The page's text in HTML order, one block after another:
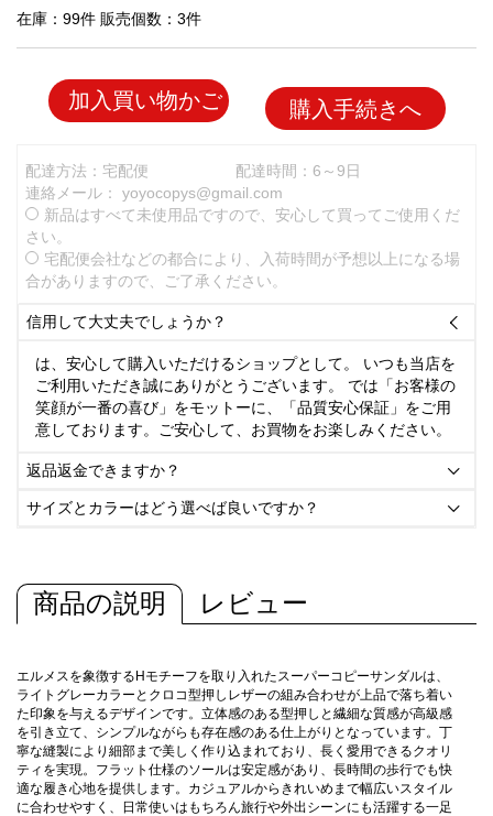
在庫：99件 販売個数：3件
加入買い物かご 購入手続きへ
配達方法：宅配便
配達時間：6～9日
連絡メール： yoyocopys@gmail.com
新品はすべて未使用品ですので、安心して買ってご使用くだ
さい。
宅配便会社などの都合により、入荷時間が予想以上になる場
合がありますので、ご了承ください。
信用して大丈夫でしょうか？ 
は、安心して購入いただけるショップとして。 いつも当店を
ご利用いただき誠にありがとうございます。 では「お客様の
笑顔が一番の喜び」をモットーに、「品質安心保証」をご用
意しております。ご安心して、お買物をお楽しみください。
返品返金できますか？ 
サイズとカラーはどう選べば良いですか？ 
商品の説明 レビュー
エルメスを象徴するHモチーフを取り入れたスーパーコピーサンダルは、
ライトグレーカラーとクロコ型押しレザーの組み合わせが上品で落ち着い
た印象を与えるデザインです。立体感のある型押しと繊細な質感が高級感
を引き立て、シンプルながらも存在感のある仕上がりとなっています。丁
寧な縫製により細部まで美しく作り込まれており、長く愛用できるクオリ
ティを実現。フラット仕様のソールは安定感があり、長時間の歩行でも快
適な履き心地を提供します。カジュアルからきれいめまで幅広いスタイル
に合わせやすく、日常使いはもちろん旅行や外出シーンにも活躍する一足